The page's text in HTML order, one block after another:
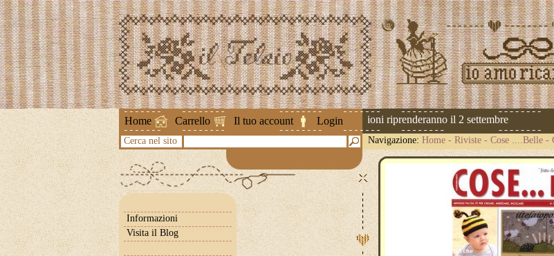
Home Carrello Il tuo account Login
Attenzione ! Le spedizioni riprenderanno il 2 settembre
Cerca nel sito Navigazione: Home - Riviste - Cose ....Belle -
Informazioni
Visita il Blog